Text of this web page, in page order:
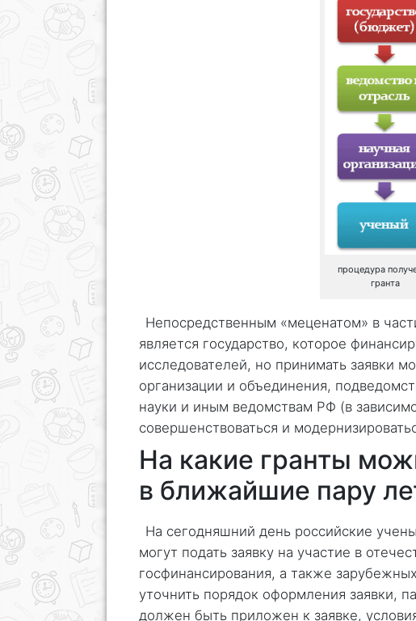
процедура
гранта
Непосредственным «меценатом» в
является государство, которое
исследователей, но принимать заявки
организации и объединения,
науки и иным ведомствам РФ (в
совершенствоваться и
На какие гранты
в ближайшие пару
На сегодняшний день российские
могут подать заявку на участие в
госфинансирования, а также
уточнить порядок оформления заявки,
должен быть приложен к заявке,